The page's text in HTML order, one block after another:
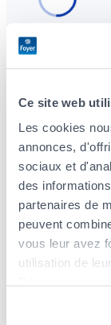
Ce site web
Les cookies
annonces,
sociaux et
des
partenaires de
peuvent
vous leur avez
utilisation de
Agents
Gare
Agents
Verlorenkost
Agents
Agents
Agents
Agents
Agents
Belair-Nord
Agents